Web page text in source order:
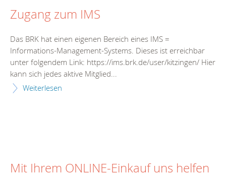
Zugang zum IMS
Das BRK hat einen eigenen Bereich eines IMS =
Informations-Management-Systems. Dieses ist erreichbar
unter folgendem Link: https://ims.brk.de/user/kitzingen/ Hier
kann sich jedes aktive Mitglied...
Weiterlesen
Mit Ihrem ONLINE-Einkauf uns helfen